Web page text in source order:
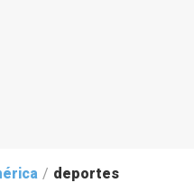
/ deportes